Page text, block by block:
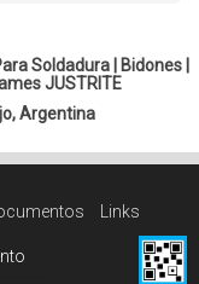
Soldadura | Bidones
JUSTRITE
Argentina
Links